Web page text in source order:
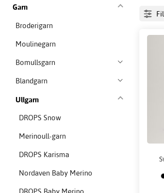
Garn
Broderigarn
Moulinegarn
Bomullsgarn
Blandgarn
Ullgarn
DROPS Snow
Merinoull-garn
DROPS Karisma
Nordaven Baby Merino